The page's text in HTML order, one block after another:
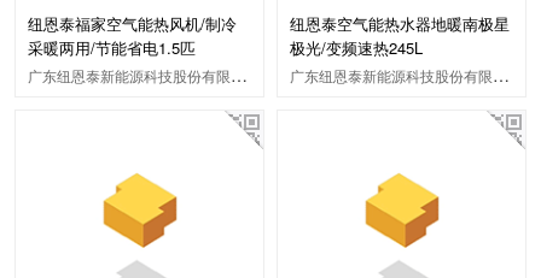
纽恩泰福家空气能热风机/制冷
采暖两用/节能省电1.5匹
广东纽恩泰新能源科技股份有限公司
纽恩泰空气能热水器地暖南极星
极光/变频速热245L
广东纽恩泰新能源科技股份有限公司